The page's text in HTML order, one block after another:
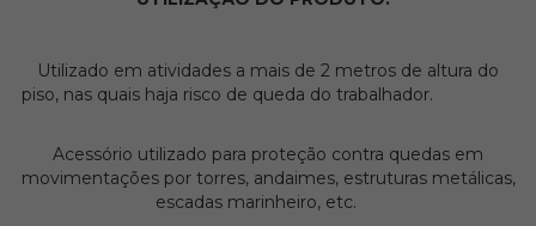
Utilizado em atividades a mais de 2 metros de altura do
piso, nas quais haja risco de queda do trabalhador.
Acessório utilizado para proteção contra quedas em
movimentações por torres, andaimes, estruturas metálicas,
escadas marinheiro, etc.